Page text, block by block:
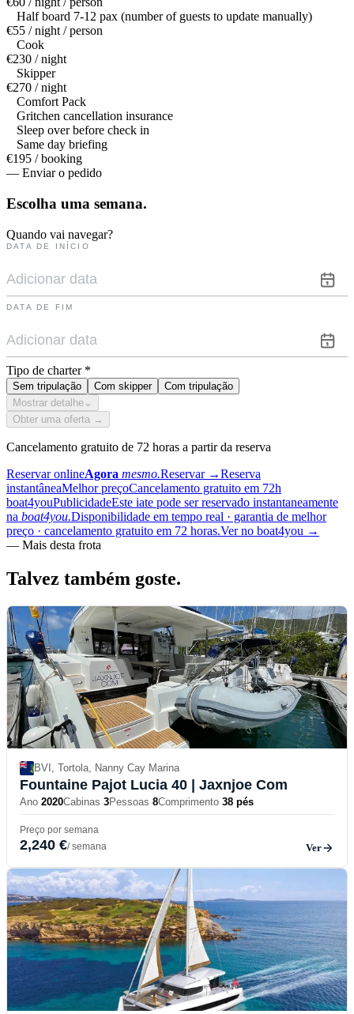
Half board 7-12 pax (number of guests to update manually)
€55 / night / person
Cook
€230 / night
Skipper
€270 / night
Comfort Pack
Gritchen cancellation insurance
Sleep over before check in
Same day briefing
€195 / booking
— Enviar o pedido
Escolha uma semana.
Quando vai navegar?
DATA DE INÍCIO
DATA DE FIM
Tipo de charter *
Sem tripulação Com skipper
Com tripulação
Mostrar detalhe ⌄
Obter uma oferta →
Cancelamento gratuito de 72 horas a partir da reserva
Reservar onlineAgora mesmo.Reservar →Reserva
instantâneaMelhor preçoCancelamento gratuito em 72h
boat4youPublicidadeEste iate pode ser reservado instantaneamente
na boat4you.Disponibilidade em tempo real · garantia de melhor
preço · cancelamento gratuito em 72 horas.Ver no boat4you →
— Mais desta frota
Talvez também goste.
BVI, Tortola, Nanny Cay Marina
Fountaine Pajot Lucia 40 | Jaxnjoe Com
Ano 2020Cabinas 3Pessoas 8Comprimento 38 pés
Preço por semana
2,240 €/ semana Ver